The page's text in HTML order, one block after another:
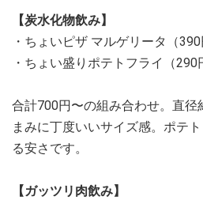
【炭水化物飲み】
・ちょいピザ マルゲリータ（390
・ちょい盛りポテトフライ（290
合計700円〜の組み合わせ。直径
まみに丁度いいサイズ感。ポテ
る安さです。
【ガッツリ肉飲み】